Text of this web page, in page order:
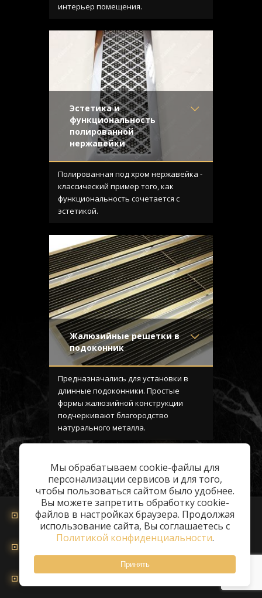
Мы обрабатываем cookie-файлы для
персонализации сервисов и для того,
чтобы пользоваться сайтом было удобнее.
Вы можете запретить обработку cookie-
файлов в настройках браузера. Продолжая
использование сайта, Вы соглашаетесь с
Политикой конфиденциальности.
Принять
интерьер помещения.
Эстетика и
функциональность
полированной
нержавейки
Материал- Нержавеющая
сталь
Отделка- Полированная
нержавейка
Узор- Classic
Полированная под хром нержавейка -
классический пример того, как
функциональность сочетается с
эстетикой.
Жалюзийные решетки в
подоконник
Материал- Латунь
Отделка- Старение с
направленной риской
Узор -
Конструкция- Жалюзи
Предназначались для установки в
длинные подоконники. Простые
формы жалюзийной конструкции
подчеркивают благородство
натурального металла.
1
Решётки из нержавеющей стали
Решётки из латуни
Стальные решётки